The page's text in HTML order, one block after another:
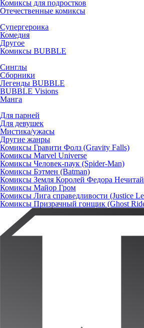
Комиксы для подростков
Отечественные комиксы
Супергероика
Комедия
Другое
Комиксы BUBBLE
Синглы
Сборники
Легенды BUBBLE
BUBBLE Visions
Манга
Для парней
Для девушек
Мистика/ужасы
Другие жанры
Комиксы Гравити Фолз (Gravity Falls)
Комиксы Marvel Universe
Комиксы Человек-паук (Spider-Man)
Комиксы Бэтмен (Batman)
Комиксы Земля Королей Федора
Комиксы Майор Гром
Комиксы Лига справедливости (Justice
Комиксы Призрачный гонщик (Ghost